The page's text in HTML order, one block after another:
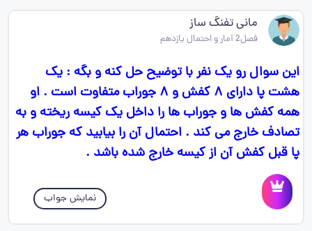
مانی تفنگ ساز
فصل2 آمار و احتمال یازدهم
این سوال رو یک نفر با توضیح حل کنه و بگه : یک
هشت پا دارای ۸ کفش و ۸ جوراب متفاوت است . او
همه کفش ها و جوراب ها را داخل یک کیسه ریخته و به
تصادف خارج می کند . احتمال آن را بیابید که جوراب هر
پا قبل کفش آن از کیسه خارج شده باشد .
نمایش جواب